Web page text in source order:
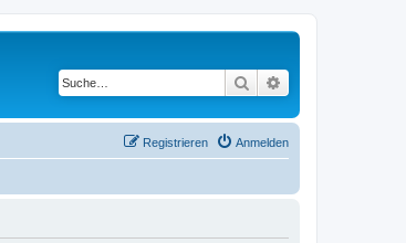
Suche
Anmelden
Registrieren